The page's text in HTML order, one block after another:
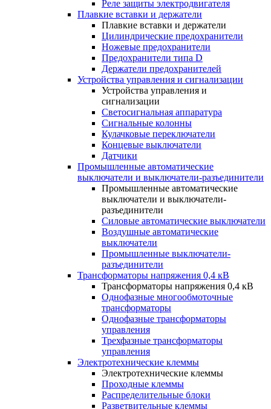
Реле защиты электродвигателя
Плавкие вставки и держатели
Плавкие вставки и держатели
Цилиндрические предохранители
Ножевые предохранители
Предохранители типа D
Держатели предохранителей
Устройства управления и сигнализации
Устройства управления и
сигнализации
Светосигнальная аппаратура
Сигнальные колонны
Кулачковые переключатели
Концевые выключатели
Датчики
Промышленные автоматические
выключатели и выключатели-разъединители
Промышленные автоматические
выключатели и выключатели-
разъединители
Силовые автоматические выключатели
Воздушные автоматические
выключатели
Промышленные выключатели-
разъединители
Трансформаторы напряжения 0,4 кВ
Трансформаторы напряжения 0,4 кВ
Однофазные многообмоточные
трансформаторы
Однофазные трансформаторы
управления
Трехфазные трансформаторы
управления
Электротехнические клеммы
Электротехнические клеммы
Проходные клеммы
Распределительные блоки
Разветвительные клеммы